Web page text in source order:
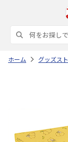
ホーム グッズス